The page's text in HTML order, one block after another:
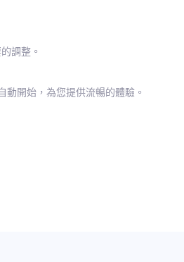
調整。
開始，為您提供流暢的體驗。